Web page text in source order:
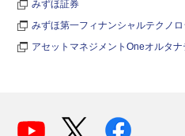
みずほ証券
みずほ第一フィナンシャルテクノロ
アセットマネジメントOneオルタ